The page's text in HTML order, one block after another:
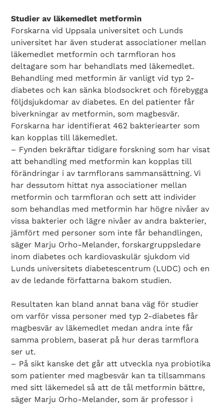
Studier av läkemedlet metformin
Forskarna vid Uppsala universitet och Lunds
universitet har även studerat associationer mellan
läkemedlet metformin och tarmfloran hos
deltagare som har behandlats med läkemedlet.
Behandling med metformin är vanligt vid typ 2-
diabetes och kan sänka blodsockret och förebygga
följdsjukdomar av diabetes. En del patienter får
biverkningar av metformin, som magbesvär.
Forskarna har identifierat 462 bakteriearter som
kan kopplas till läkemedlet.
– Fynden bekräftar tidigare forskning som har visat
att behandling med metformin kan kopplas till
förändringar i av tarmflorans sammansättning. Vi
har dessutom hittat nya associationer mellan
metformin och tarmfloran och sett att individer
som behandlas med metformin har högre nivåer av
vissa bakterier och lägre nivåer av andra bakterier,
jämfört med personer som inte får behandlingen,
säger Marju Orho-Melander, forskargruppsledare
inom diabetes och kardiovaskulär sjukdom vid
Lunds universitets diabetescentrum (LUDC) och en
av de ledande författarna bakom studien.
Resultaten kan bland annat bana väg för studier
om varför vissa personer med typ 2-diabetes får
magbesvär av läkemedlet medan andra inte får
samma problem, baserat på hur deras tarmflora
ser ut.
– På sikt kanske det går att utveckla nya probiotika
som patienter med magbesvär kan ta tillsammans
med sitt läkemedel så att de tål metformin bättre,
säger Marju Orho-Melander, som är professor i